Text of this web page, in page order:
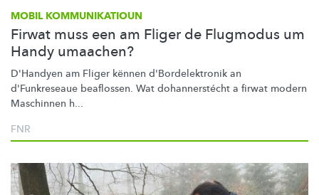
MOBIL KOMMUNIKATIOUN
Firwat muss een am Fliger de Flugmodus um
Handy umaachen?
D'Handyen am Fliger kënnen d'Bordelektronik an
d'Funkreseaue beaflossen. Wat dohannerstécht a firwat modern
Maschinnen h...
FNR